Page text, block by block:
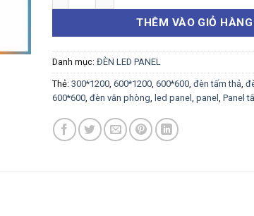
THÊM VÀO GIỎ HÀNG
Danh mục: ĐÈN LED PANEL
Thẻ: 300*1200, 600*1200, 600*600, đèn tấm thả,
600*600, đèn văn phòng, led panel , panel , Panel